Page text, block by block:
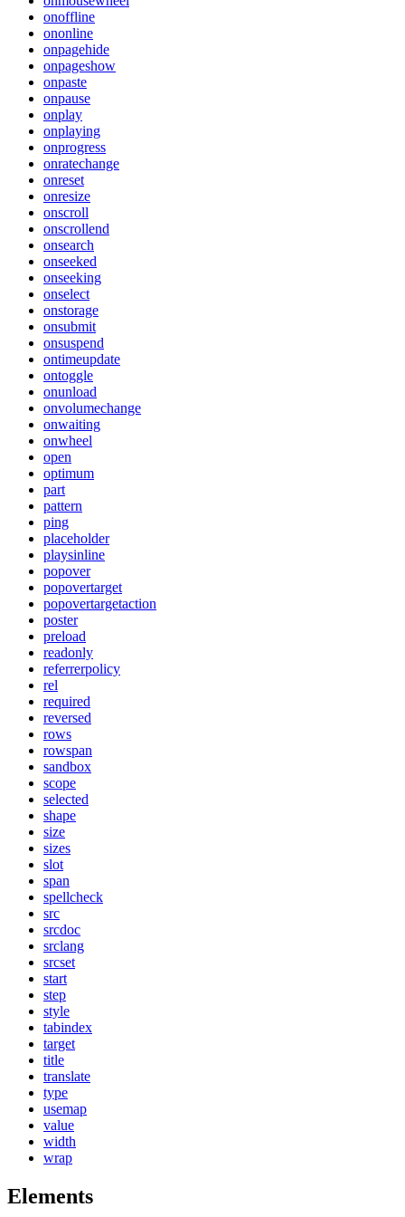
onoffline
ononline
onpagehide
onpageshow
onpaste
onpause
onplay
onplaying
onprogress
onratechange
onreset
onresize
onscroll
onscrollend
onsearch
onseeked
onseeking
onselect
onstorage
onsubmit
onsuspend
ontimeupdate
ontoggle
onunload
onvolumechange
onwaiting
onwheel
open
optimum
part
pattern
ping
placeholder
playsinline
popover
popovertarget
popovertargetaction
poster
preload
readonly
referrerpolicy
rel
required
reversed
rows
rowspan
sandbox
scope
selected
shape
size
sizes
slot
span
spellcheck
src
srcdoc
srclang
srcset
start
step
style
tabindex
target
title
translate
type
usemap
value
width
wrap
Elements